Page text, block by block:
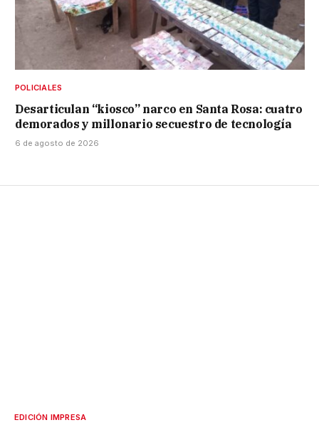
POLICIALES
Desarticulan “kiosco” narco en Santa Rosa: cuatro
demorados y millonario secuestro de tecnología
6 de agosto de 2026
EDICIÓN IMPRESA